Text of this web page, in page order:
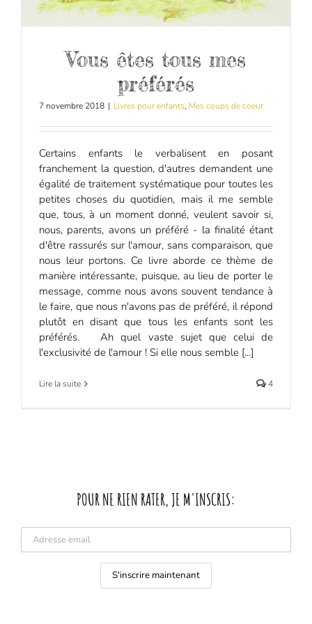
Vous êtes tous mes
préférés
7 novembre 2018 | Livres pour enfants, Mes coups de coeur
Certains enfants le verbalisent en posant
franchement la question, d'autres demandent une
égalité de traitement systématique pour toutes les
petites choses du quotidien, mais il me semble
que, tous, à un moment donné, veulent savoir si,
nous, parents, avons un préféré - la finalité étant
d'être rassurés sur l'amour, sans comparaison, que
nous leur portons. Ce livre aborde ce thème de
manière intéressante, puisque, au lieu de porter le
message, comme nous avons souvent tendance à
le faire, que nous n'avons pas de préféré, il répond
plutôt en disant que tous les enfants sont les
préférés. Ah quel vaste sujet que celui de
l'exclusivité de l'amour ! Si elle nous semble [...]
Lire la suite 4
POUR NE RIEN RATER, JE M'INSCRIS: